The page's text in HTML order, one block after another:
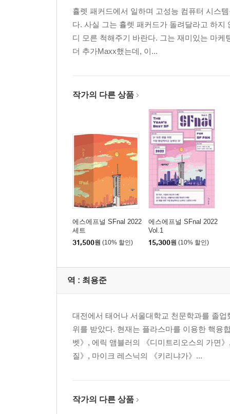
휼렛 패커드에서 일하며 고성능 컴퓨터 시스
다. 사실 그는 휼렛 패커드가 돌려달라고 하
디 모른 척해주기 바란다. 그는 재미있는 마
더 추가Maxx했는데, 이...
작가의 다른 상품
에스에프널 SFnal 2022
세트
31,500원 (10% 할인)
에스에프널 SFnal 2022
Vol.1
15,300원 (10% 할인)
역 : 최용준
대전에서 태어나 서울대학교 천문학과를 졸
위를 받았다. 현재는 플라스마를 이용한 핵융
벳》, 에릭 앰블러의 《디미트리오스의 가면
질》, 마이크 레스닉의 《키리냐가》...
작가의 다른 상품